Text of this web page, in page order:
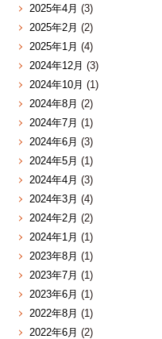
2025年4月 (3)
2025年2月 (2)
2025年1月 (4)
2024年12月 (3)
2024年10月 (1)
2024年8月 (2)
2024年7月 (1)
2024年6月 (3)
2024年5月 (1)
2024年4月 (3)
2024年3月 (4)
2024年2月 (2)
2024年1月 (1)
2023年8月 (1)
2023年7月 (1)
2023年6月 (1)
2022年8月 (1)
2022年6月 (2)